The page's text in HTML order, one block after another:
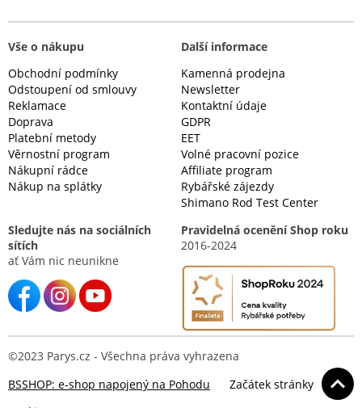
Vše o nákupu
Obchodní podmínky
Odstoupení od smlouvy
Reklamace
Doprava
Platební metody
Věrnostní program
Nákupní rádce
Nákup na splátky
Další informace
Kamenná prodejna
Newsletter
Kontaktní údaje
GDPR
EET
Volné pracovní pozice
Affiliate program
Rybářské zájezdy
Shimano Rod Test Center
Sledujte nás na sociálních
sítích
ať Vám nic neunikne
Pravidelná ocenění Shop roku
2016-2024
©2023 Parys.cz - Všechna práva vyhrazena
BSSHOP: e-shop napojený na Pohodu
Začátek stránky